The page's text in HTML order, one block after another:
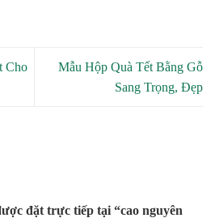
Cho
Mẫu Hộp Quà Tết Bằng Gỗ
Sang Trọng, Đẹp
đặt trực tiếp tại “cao nguyên